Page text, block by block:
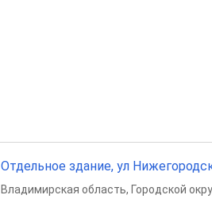
Отдельное здание, ул
Владимирская область, Городской